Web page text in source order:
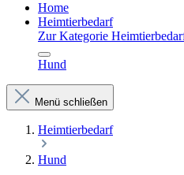
Home
Heimtierbedarf
Zur Kategorie
Hund
Menü schließen
Heimtierbedarf
Hund